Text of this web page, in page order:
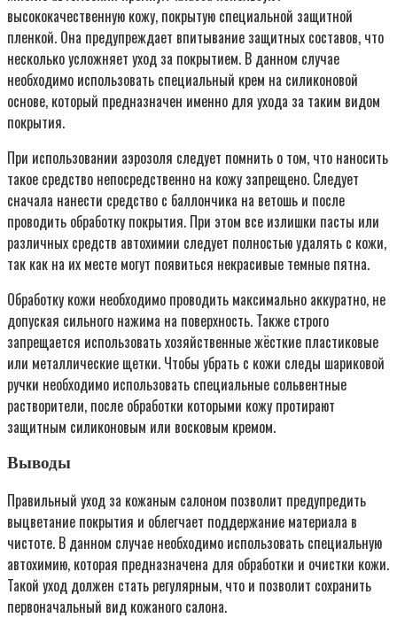
высококачественную кожу, покрытую специальной защитной
пленкой. Она предупреждает впитывание защитных составов, что
несколько усложняет уход за покрытием. В данном случае
необходимо использовать специальный крем на силиконовой
основе, который предназначен именно для ухода за таким видом
покрытия.
При использовании аэрозоля следует помнить о том, что наносить
такое средство непосредственно на кожу запрещено. Следует
сначала нанести средство с баллончика на ветошь и после
проводить обработку покрытия. При этом все излишки пасты или
различных средств автохимии следует полностью удалять с кожи,
так как на их месте могут появиться некрасивые темные пятна.
Обработку кожи необходимо проводить максимально аккуратно, не
допуская сильного нажима на поверхность. Также строго
запрещается использовать хозяйственные жёсткие пластиковые
или металлические щетки. Чтобы убрать с кожи следы шариковой
ручки необходимо использовать специальные сольвентные
растворители, после обработки которыми кожу протирают
защитным силиконовым или восковым кремом.
Выводы
Правильный уход за кожаным салоном позволит предупредить
выцветание покрытия и облегчает поддержание материала в
чистоте. В данном случае необходимо использовать специальную
автохимию, которая предназначена для обработки и очистки кожи.
Такой уход должен стать регулярным, что и позволит сохранить
первоначальный вид кожаного салона.